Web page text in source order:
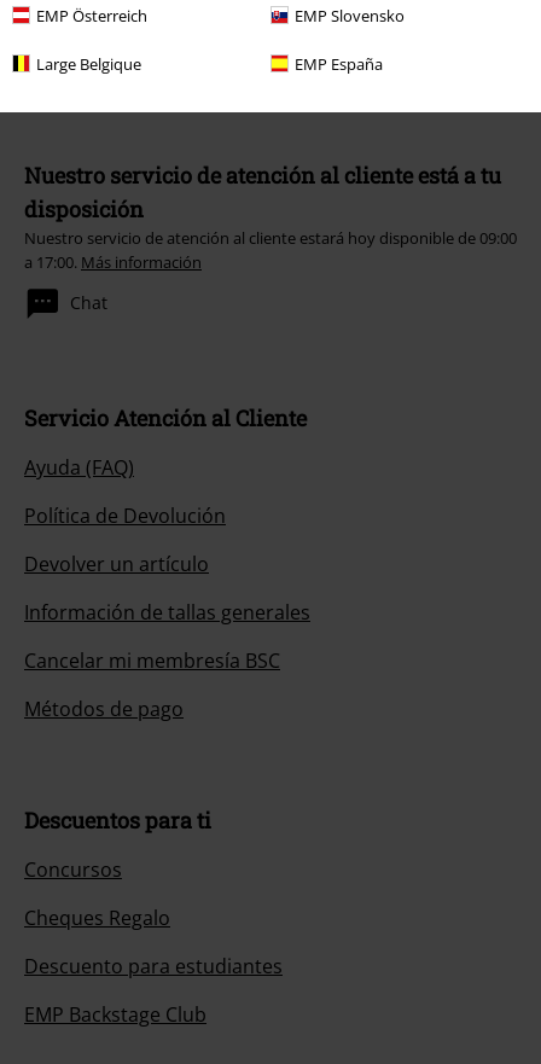
EMP Österreich EMP Slovensko
Large Belgique EMP España
Nuestro servicio de atención al cliente está a tu
disposición
Nuestro servicio de atención al cliente estará hoy disponible de 09:00
a 17:00. Más información
Chat
Servicio Atención al Cliente
Ayuda (FAQ)
Política de Devolución
Devolver un artículo
Información de tallas generales
Cancelar mi membresía BSC
Métodos de pago
Descuentos para ti
Concursos
Cheques Regalo
Descuento para estudiantes
EMP Backstage Club